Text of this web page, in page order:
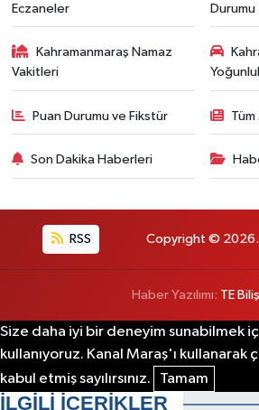
Eczaneler
Durumu
Kahramanmaraş Namaz
Vakitleri
Puan Durumu ve Fikstür
Son Dakika Haberleri
RSS Copyright © 2026.
Haber Yazılımı: TE
Size daha iyi bir deneyim sunabilmek
kullanıyoruz. Kanal Maraş'ı kullanarak
kabul etmiş sayılırsınız.
Tamam